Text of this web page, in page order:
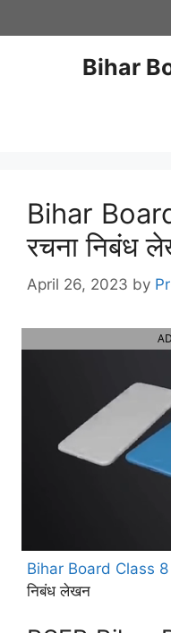
to
Bihar
Bihar
रचना निबंध
April 26, 2023 by
Bihar Board Class
निबंध लेखन